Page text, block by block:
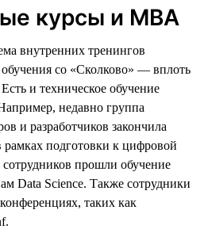
курсы и MBA
внутренних тренингов
со «Сколково» — вплоть
и техническое обучение
недавно группа
и разработчиков закончила
рамках подготовки к цифровой
прошли обучение
Data Science. Также сотрудники
таких как